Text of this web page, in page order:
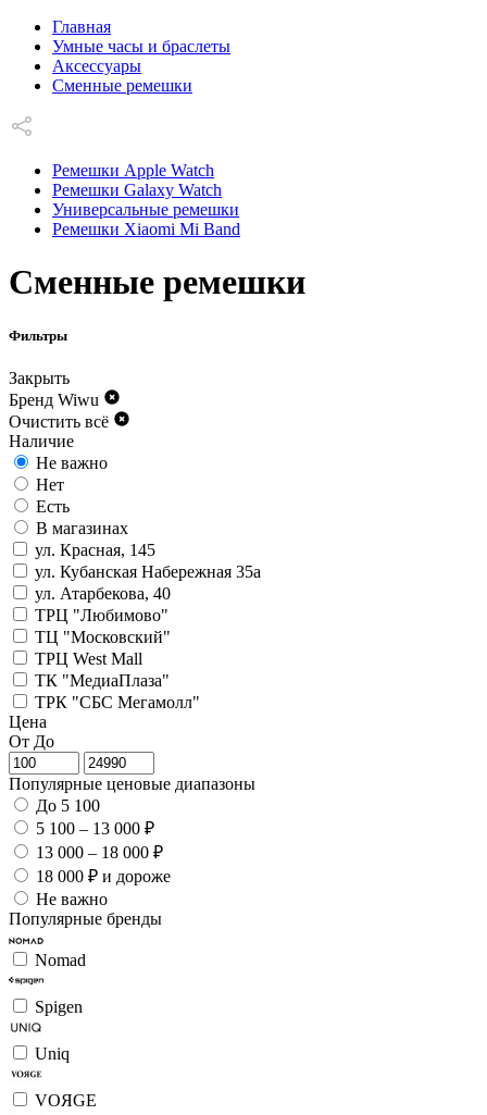
Главная
Умные часы и браслеты
Аксессуары
Сменные ремешки
Ремешки Apple Watch
Ремешки Galaxy Watch
Универсальные ремешки
Ремешки Xiaomi Mi Band
Сменные ремешки
Фильтры
Закрыть
Бренд Wiwu
Очистить всё
Наличие
Не важно
Нет
Есть
В магазинах
ул. Красная, 145
ул. Кубанская Набережная 35а
ул. Атарбекова, 40
ТРЦ "Любимово"
ТЦ "Московский"
ТРЦ West Mall
ТК "МедиаПлаза"
ТРК "СБС Мегамолл"
Цена
От До
Популярные ценовые диапазоны
До 5 100
5 100 – 13 000 ₽
13 000 – 18 000 ₽
18 000 ₽ и дороже
Не важно
Популярные бренды
Nomad
Spigen
Uniq
VOЯGE